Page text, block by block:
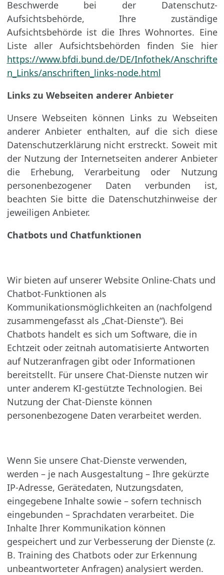
Beschwerde bei der Datenschutz-
Aufsichtsbehörde, Ihre zuständige
Aufsichtsbehörde ist die Ihres Wohnortes. Eine
Liste aller Aufsichtsbehörden finden Sie hier
https://www.bfdi.bund.de/DE/Infothek/Anschrifte
n_Links/anschriften_links-node.html
Links zu Webseiten anderer Anbieter
Unsere Webseiten können Links zu Webseiten
anderer Anbieter enthalten, auf die sich diese
Datenschutzerklärung nicht erstreckt. Soweit mit
der Nutzung der Internetseiten anderer Anbieter
die Erhebung, Verarbeitung oder Nutzung
personenbezogener Daten verbunden ist,
beachten Sie bitte die Datenschutzhinweise der
jeweiligen Anbieter.
Chatbots und Chatfunktionen
Wir bieten auf unserer Website Online-Chats und
Chatbot-Funktionen als
Kommunikationsmöglichkeiten an (nachfolgend
zusammengefasst als „Chat-Dienste“). Bei
Chatbots handelt es sich um Software, die in
Echtzeit oder zeitnah automatisierte Antworten
auf Nutzeranfragen gibt oder Informationen
bereitstellt. Für unsere Chat-Dienste nutzen wir
unter anderem KI-gestützte Technologien. Bei
Nutzung der Chat-Dienste können
personenbezogene Daten verarbeitet werden.
Wenn Sie unsere Chat-Dienste verwenden,
werden – je nach Ausgestaltung – Ihre gekürzte
IP-Adresse, Gerätedaten, Nutzungsdaten,
eingegebene Inhalte sowie – sofern technisch
eingebunden – Sprachdaten verarbeitet. Die
Inhalte Ihrer Kommunikation können
gespeichert und zur Verbesserung der Dienste (z.
B. Training des Chatbots oder zur Erkennung
unbeantworteter Anfragen) analysiert werden.